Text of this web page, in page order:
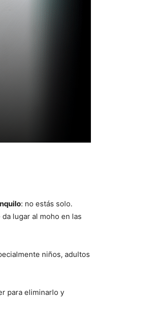
: no estás solo.
lugar al moho en las
niños, adultos
para eliminarlo y